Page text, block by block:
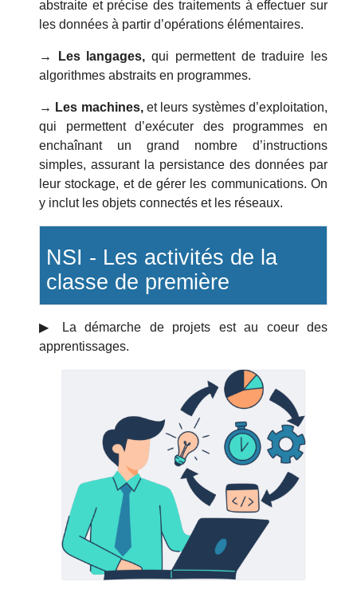
abstraite et précise des traitements à effectuer sur
les données à partir d’opérations élémentaires.
→ Les langages,qui permettent de traduire les
algorithmes abstraits en programmes.
→ Les machines,et leurs systèmes d’exploitation,
qui permettent d’exécuter des programmes en
enchaînant un grand nombre d’instructions
simples, assurant la persistance des données par
leur stockage, et de gérer les communications. On
y inclut les objets connectés et les réseaux.
NSI - Les activités de la
classe de première
▶︎ La démarche de projets est au coeur des
apprentissages.